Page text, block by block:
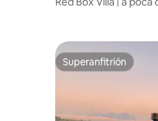
Superanfitrión
Superanfitrión